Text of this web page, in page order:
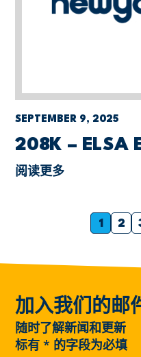
SEPTEMBER 9, 2025
208K – ELSA
阅读更多
1 2
加入我们的邮
随时了解新闻和更新
标有* 的字段为必填